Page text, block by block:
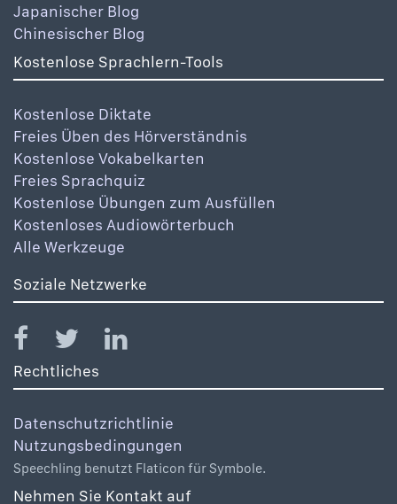
Japanischer Blog
Chinesischer Blog
Kostenlose Sprachlern-Tools
Kostenlose Diktate
Freies Üben des Hörverständnis
Kostenlose Vokabelkarten
Freies Sprachquiz
Kostenlose Übungen zum Ausfüllen
Kostenloses Audiowörterbuch
Alle Werkzeuge
Soziale Netzwerke
Rechtliches
Datenschutzrichtlinie
Nutzungsbedingungen
Speechling benutzt Flaticon für Symbole.
Nehmen Sie Kontakt auf